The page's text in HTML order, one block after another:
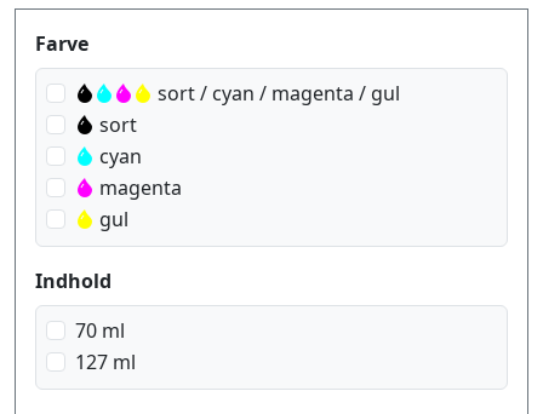
Produktfilter
Farve
sort / cyan / magenta / gul
sort
cyan
magenta
gul
Indhold
70 ml
127 ml